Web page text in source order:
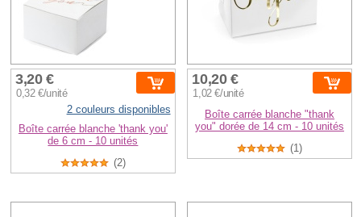
3,20 €
0,32 €/unité
2 couleurs disponibles
Boîte carrée blanche 'thank you'
de 6 cm - 10 unités
(2)
10,20 €
1,02 €/unité
Boîte carrée blanche "thank
you" dorée de 14 cm - 10 unités
(1)